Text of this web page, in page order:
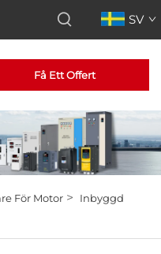
SV
Få Ett Offert
För Motor>
Inbyggd